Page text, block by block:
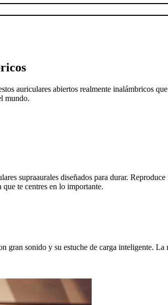
auriculares abiertos realmente inalámbricos
mundo.
supraaurales diseñados para durar.
te centres en lo importante.
gran sonido y su estuche de carga inteligente.